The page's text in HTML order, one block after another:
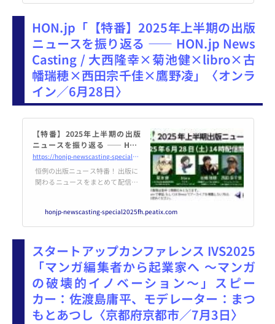
HON.jp「【特番】2025年上半期の出版
ニュースを振り返る ―― HON.jp News
Casting / 大西隆幸×菊池健×libro×古
幡瑞穂×西田宗千佳×鷹野凌」〈オンラ
イン／6月28日〉
【特番】2025年上半期の出版
ニュースを振り返る ―― HON
[.]jp News Casting / 大西隆幸
×菊池健×libro×古幡瑞穂×西
田宗千佳×鷹野凌
https://honjp-newscasting-special2025fh.peatix.com
恒例の出版ニュース特番！ 出版に
関わるニュースをまとめて配信し
さん（一般社団法人MANGA総合
研究所所長）、libroさん... power
honjp-newscasting-special2025fh.peatix.com
スタートアップカンファレンス IVS2025
「マンガ編集者から起業家へ ～マンガ
の破壊的イノベーション～」スピー
カー：佐渡島庸平、モデレーター：まつ
もとあつし〈京都府京都市／7月3日〉